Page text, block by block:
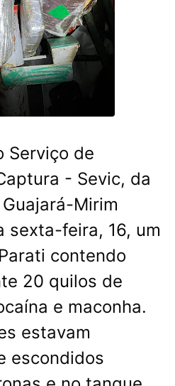
Serviço de
- Sevic, da
Mirim
sexta-feira, 16, um
contendo
20 quilos de
e maconha.
estavam
escondidos